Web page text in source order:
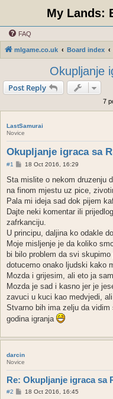
My Lands:
FAQ
mlgame.co.uk Board index
Okupljanje
Post Reply
7
LastSamurai
Novice
Okupljanje igraca sa
#1
P
s
18 Oct 2016, 16:29
Sta mislite o nekom druzenju
na finom mjestu uz pice,
Pala mi ideja sad dok pijem
Dajte neki komentar ili
zafrkanciju.
U principu, daljina ko odakle
Moje misljenje je da koliko
bi bilo problem da svi
dotucemo onako ljudski kako
Mozda i grijesim, ali eto ja
Mozda je sad i kasno jer je
zavuci u kuci kao medvjedi,
Stvarno bih ima zelju da
godina igranja
darcin
Novice
Re: Okupljanje igraca sa
#2
P18 Oct 2016, 16:45